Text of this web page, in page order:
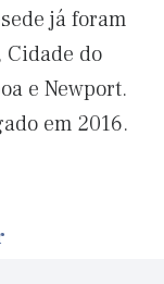
já foram
Cidade do
e Newport.
em 2016.